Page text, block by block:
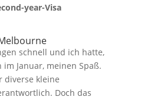
year-Visa
schnell und ich hatte,
im Januar, meinen Spaß.
diverse kleine
Doch das